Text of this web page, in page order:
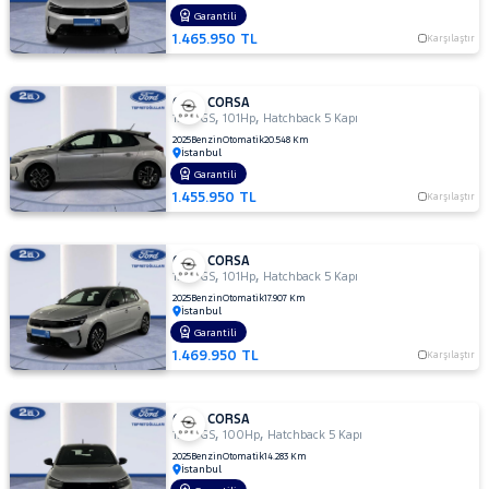
TESLA
TOGG
TOYOTA
VOLKSWAGEN
VOLVO
1.465.950 TL Karşılaştır
Garantili
OPEL CORSA
1.2 T GS,101Hp, Hatchback 5 Kapı
2025BenzinOtomatik20.548 Km
İstanbul
1.455.950 TL Karşılaştır
Garantili
OPEL CORSA
1.2 T GS,101Hp, Hatchback 5 Kapı
2025BenzinOtomatik17.907 Km
İstanbul
1.469.950 TL Karşılaştır
Garantili
OPEL CORSA
1.2 T GS,100Hp, Hatchback 5 Kapı
2025BenzinOtomatik14.283 Km
İstanbul